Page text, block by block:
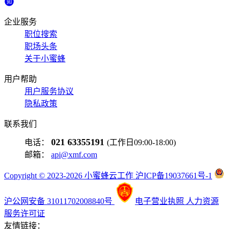
企业服务
职位搜索
职场头条
关于小蜜蜂
用户帮助
用户服务协议
隐私政策
联系我们
电话： 021 63355191 (工作日09:00-18:00)
邮箱： api@xmf.com
Copyright © 2023-2026 小蜜蜂云工作 沪ICP备19037661号-1
沪公网安备 31011702008840号 电子营业执照 人力资源
服务许可证
友情链接：